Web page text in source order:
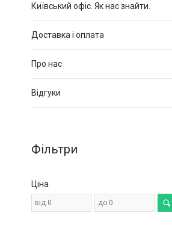
Київський офіс. Як нас знайти.
Доставка і оплата
Про нас
Відгуки
Фільтри
Ціна